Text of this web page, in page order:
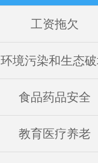
工资拖欠
环境污染和生态
食品药品安全
教育医疗养老